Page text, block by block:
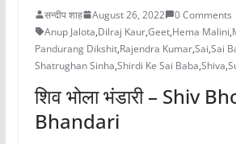
सन्दीप शाह August 26, 2022
0 Comments
Anup Jalota,Dilraj Kaur,Geet,Hema Malini,
Pandurang Dikshit,Rajendra Kumar,Sai,Sai
Shatrughan Sinha,Shirdi Ke Sai Baba,Shiva,
शिव भोला भंडारी – Shiv
Bhandari